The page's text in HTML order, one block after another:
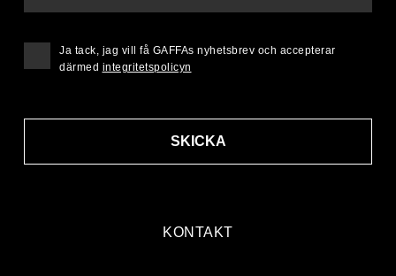
KONTAKT
SKICKA
Ja tack, jag vill få GAFFAs nyhetsbrev och accepterar
därmed integritetspolicyn